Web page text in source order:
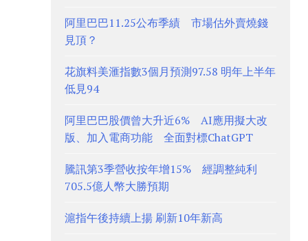
阿里巴巴11.25公布季績 市場估外賣燒錢
見頂？
花旗料美滙指數3個月預測97.58 明年上半年
低見94
阿里巴巴股價曾大升近6% AI應用擬大改
版、加入電商功能 全面對標ChatGPT
騰訊第3季營收按年增15% 經調整純利
705.5億人幣大勝預期
滬指午後持續上揚 刷新10年新高